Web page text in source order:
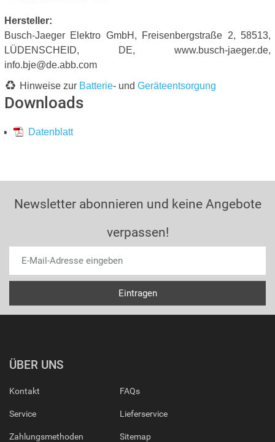
Hersteller:
Busch-Jaeger Elektro GmbH, Freisenbergstraße 2, 58513,
LÜDENSCHEID, DE, www.busch-jaeger.de,
info.bje@de.abb.com
Hinweise zur Batterie- und Geräteentsorgung
Downloads
Datenblatt
Newsletter abonnieren und keine Angebote
verpassen!
ÜBER UNS
Kontakt
Service
Zahlungsmethoden
FAQs
Lieferservice
Sitemap